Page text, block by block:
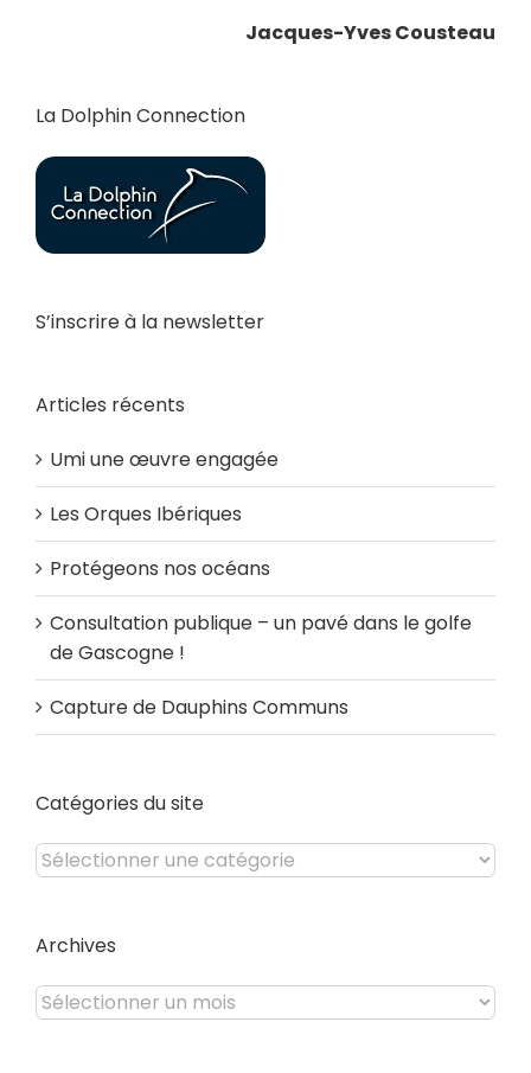
Jacques-Yves Cousteau
La Dolphin Connection
S’inscrire à la newsletter
Articles récents
Umi une œuvre engagée
Les Orques Ibériques
Protégeons nos océans
Consultation publique – un pavé dans le golfe
de Gascogne !
Capture de Dauphins Communs
Catégories du site
Catégories
du
Archives
Archives